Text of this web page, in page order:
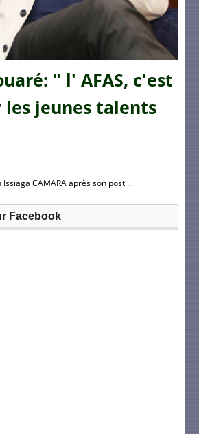
" l' AFAS, c'est
les jeunes talents
CAMARA après son post ...
Facebook